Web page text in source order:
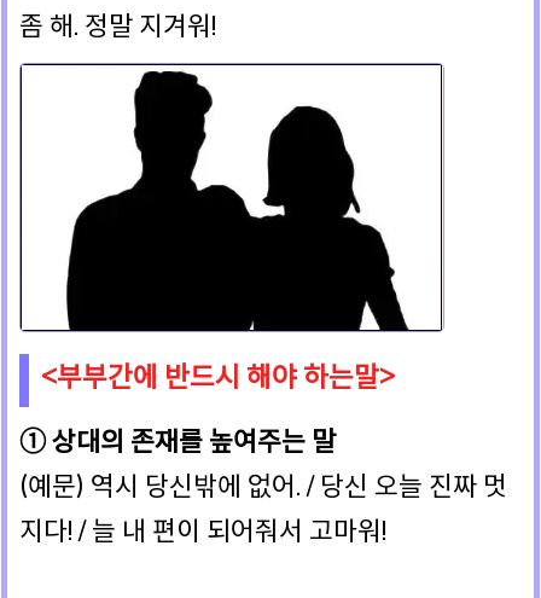
좀 해. 정말 지겨워!
<부부간에 반드시 해야 하는말>
① 상대의 존재를 높여주는 말
(예문) 역시 당신밖에 없어. / 당신 오늘 진짜 멋
지다! / 늘 내 편이 되어줘서 고마워!